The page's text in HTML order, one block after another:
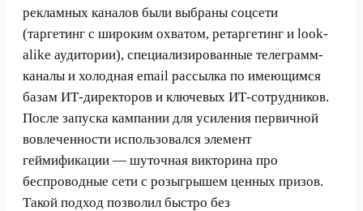
рекламных каналов были выбраны соцсети
(таргетинг с широким охватом, ретаргетинг и look-
alike аудитории), специализированные телеграмм-
каналы и холодная еmail рассылка по имеющимся
базам ИТ-директоров и ключевых ИТ-сотрудников.
После запуска кампании для усиления первичной
вовлеченности использовался элемент
геймификации — шуточная викторина про
беспроводные сети с розыгрышем ценных призов.
Такой подход позволил быстро без